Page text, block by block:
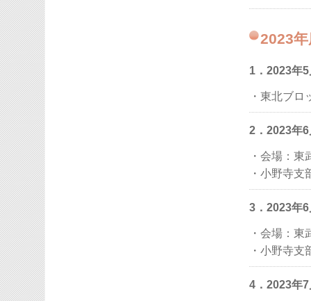
2023
1．2023年
・東北ブ
2．2023年
・会場：
・小野寺支
3．2023年
・会場：
・小野寺
4．2023年